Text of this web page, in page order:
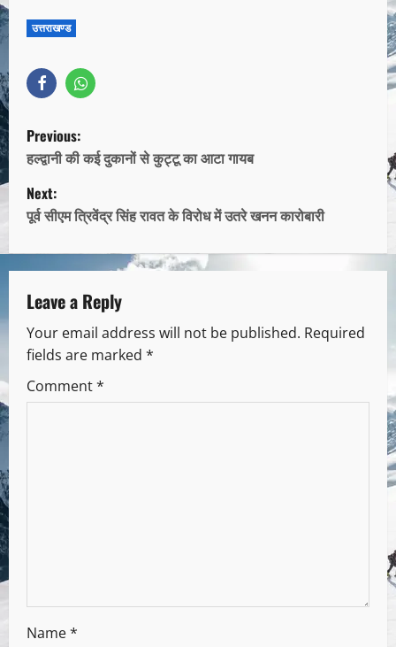
उत्तराखण्ड
Previous:
हल्द्वानी की कई दुकानों से कुट्टू का आटा गायब
Next:
पूर्व सीएम त्रिवेंद्र सिंह रावत के विरोध में उतरे खनन कारोबारी
Leave a Reply
Your email address will not be published. Required
fields are marked *
Comment*
Name*